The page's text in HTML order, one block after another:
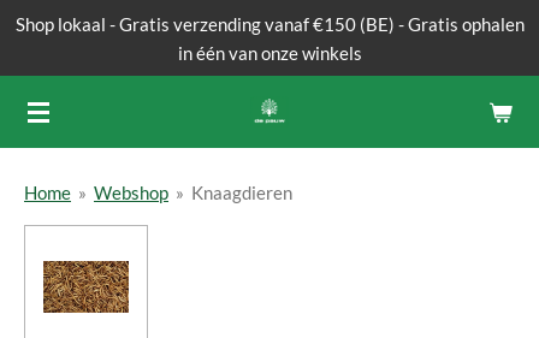
Ga
naar
de
Shop lokaal - Gratis verzending vanaf €150 (BE) - Gratis ophalen
in één van onze winkels
Home » Webshop » Knaagdieren